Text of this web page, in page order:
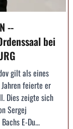
--
bei
gilt als eines
feierte er
Dies zeigte sich
Sergej
E-Du...